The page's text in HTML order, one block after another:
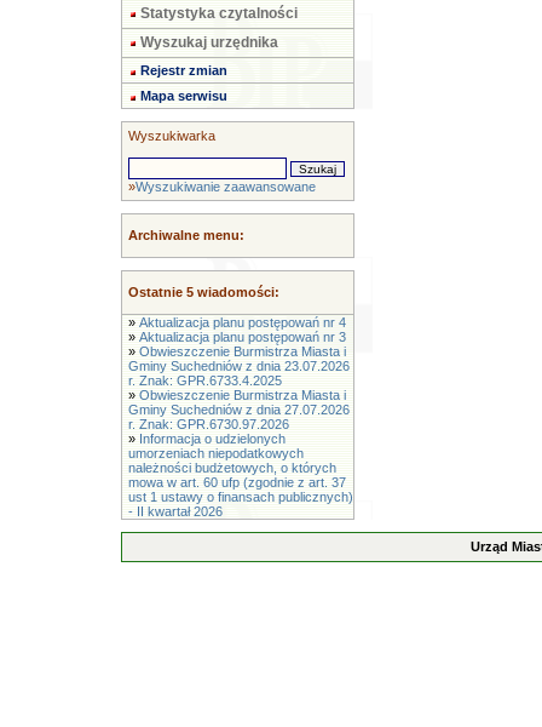
Statystyka czytalności
Wyszukaj urzędnika
Rejestr zmian
Mapa serwisu
Wyszukiwarka
»Wyszukiwanie zaawansowane
Archiwalne menu:
Ostatnie 5 wiadomości:
» Aktualizacja planu postępowań nr 4
» Aktualizacja planu postępowań nr 3
» Obwieszczenie Burmistrza Miasta i
Gminy Suchedniów z dnia 23.07.2026
r. Znak: GPR.6733.4.2025
» Obwieszczenie Burmistrza Miasta i
Gminy Suchedniów z dnia 27.07.2026
r. Znak: GPR.6730.97.2026
» Informacja o udzielonych
umorzeniach niepodatkowych
należności budżetowych, o których
mowa w art. 60 ufp (zgodnie z art. 37
ust 1 ustawy o finansach publicznych)
- II kwartał 2026
Urząd